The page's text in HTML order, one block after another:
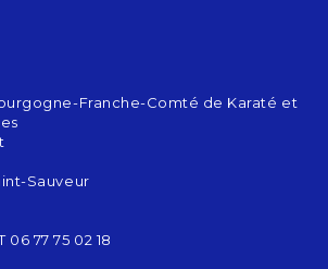
Franche-Comté de Karaté et
Sauveur
06 77 75 02 18